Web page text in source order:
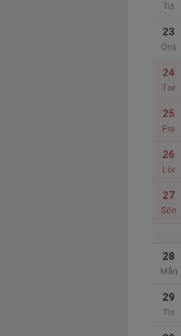
Tis
23
Ons
24
Tor
25
Fre
26
Lör
27
Sön
28
Mån
29
Tis